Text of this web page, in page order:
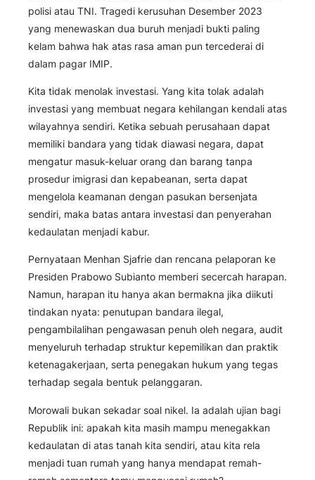
polisi atau TNI. Tragedi kerusuhan Desember 2023
yang menewaskan dua buruh menjadi bukti paling
kelam bahwa hak atas rasa aman pun tercederai di
dalam pagar IMIP.
Kita tidak menolak investasi. Yang kita tolak adalah
investasi yang membuat negara kehilangan kendali atas
wilayahnya sendiri. Ketika sebuah perusahaan dapat
memiliki bandara yang tidak diawasi negara, dapat
mengatur masuk-keluar orang dan barang tanpa
prosedur imigrasi dan kepabeanan, serta dapat
mengelola keamanan dengan pasukan bersenjata
sendiri, maka batas antara investasi dan penyerahan
kedaulatan menjadi kabur.
Pernyataan Menhan Sjafrie dan rencana pelaporan ke
Presiden Prabowo Subianto memberi secercah harapan.
Namun, harapan itu hanya akan bermakna jika diikuti
tindakan nyata: penutupan bandara ilegal,
pengambilalihan pengawasan penuh oleh negara, audit
menyeluruh terhadap struktur kepemilikan dan praktik
ketenagakerjaan, serta penegakan hukum yang tegas
terhadap segala bentuk pelanggaran.
Morowali bukan sekadar soal nikel. Ia adalah ujian bagi
Republik ini: apakah kita masih mampu menegakkan
kedaulatan di atas tanah kita sendiri, atau kita rela
menjadi tuan rumah yang hanya mendapat remah-